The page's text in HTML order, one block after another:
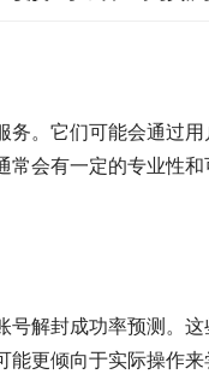
。它们可能会通过
会有一定的专业性
解封成功率预测。
更倾向于实际操作